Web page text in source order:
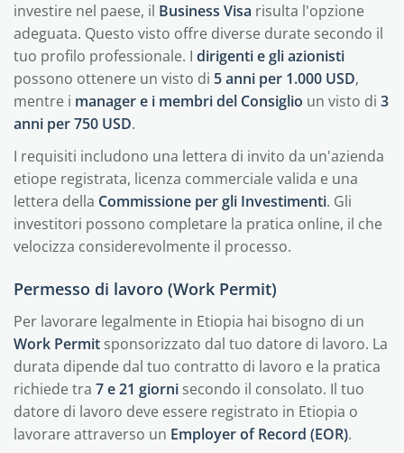
investire nel paese, il Business Visa risulta l'opzione
adeguata. Questo visto offre diverse durate secondo il
tuo profilo professionale. I dirigenti e gli azionisti
possono ottenere un visto di 5 anni per 1.000 USD,
mentre i manager e i membri del Consiglio un visto di 3
anni per 750 USD.
I requisiti includono una lettera di invito da un'azienda
etiope registrata, licenza commerciale valida e una
lettera della Commissione per gli Investimenti. Gli
investitori possono completare la pratica online, il che
velocizza considerevolmente il processo.
Permesso di lavoro (Work Permit)
Per lavorare legalmente in Etiopia hai bisogno di un
Work Permit sponsorizzato dal tuo datore di lavoro. La
durata dipende dal tuo contratto di lavoro e la pratica
richiede tra 7 e 21 giorni secondo il consolato. Il tuo
datore di lavoro deve essere registrato in Etiopia o
lavorare attraverso un Employer of Record (EOR).